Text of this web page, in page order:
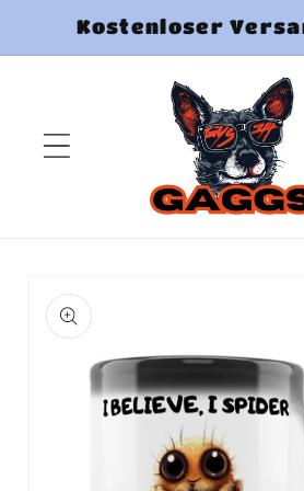
zum
Inhalt
Kostenloser